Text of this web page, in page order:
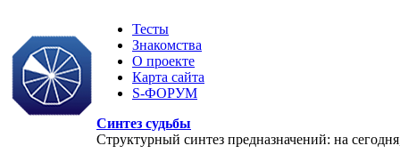
Тесты
Знакомства
О проекте
Карта сайта
S-ФОРУМ
Синтез судьбы
Структурный синтез предназначений: на